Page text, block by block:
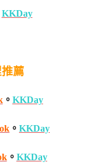
KKDay
薦
。 KKDay
。 KKDay
。 KKDay